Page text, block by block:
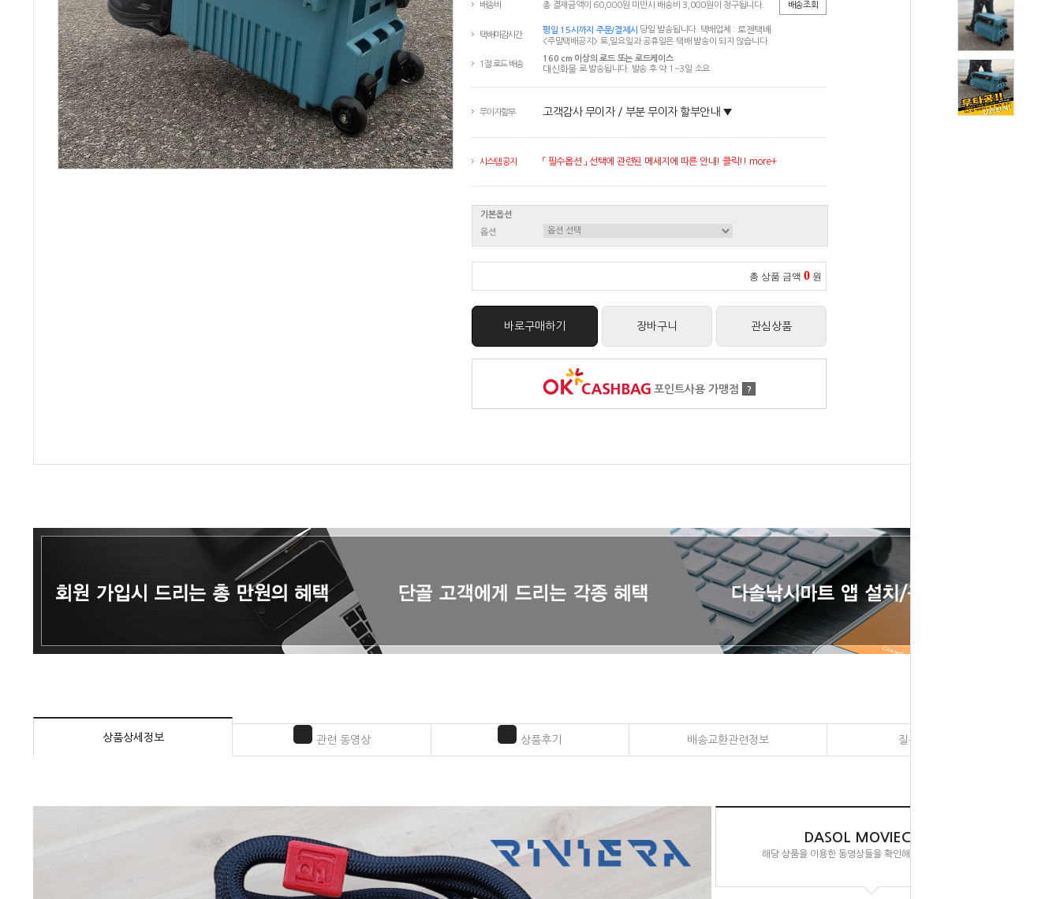
배송비 총 결제금액이 60,000원 미만시 배송비 3,000원이 청구됩니다. 배송조회
택배마감시간
평일 15시까지 주문/결제시 당일 발송됩니다. 택배업체 : 로젠택배
<주말택배공지> 토,일요일과 공휴일은 택배 발송이 되지 않습니다.
1절 로드 배송
160 cm 이상의 로드 또는 로드케이스
대신화물 로 발송됩니다. 발송 후 약 1~3일 소요
무이자할부 고객감사 무이자 / 부분 무이자 할부안내 ▼
시스템 공지 「 필수옵션 」 선택에 관련된 메세지에 따른 안내! 클릭!! more+
기본옵션
옵션
총 상품 금액 0 원
바로구매하기 장바구니 관심상품
포인트사용 가맹점 ?
상품상세정보 관련 동영상 상품후기 배송교환관련정보 질문과 대답
DASOL MOVIECLIPS
해당 상품을 이용한 동영상들을 확인해 보실 수 있습니다.